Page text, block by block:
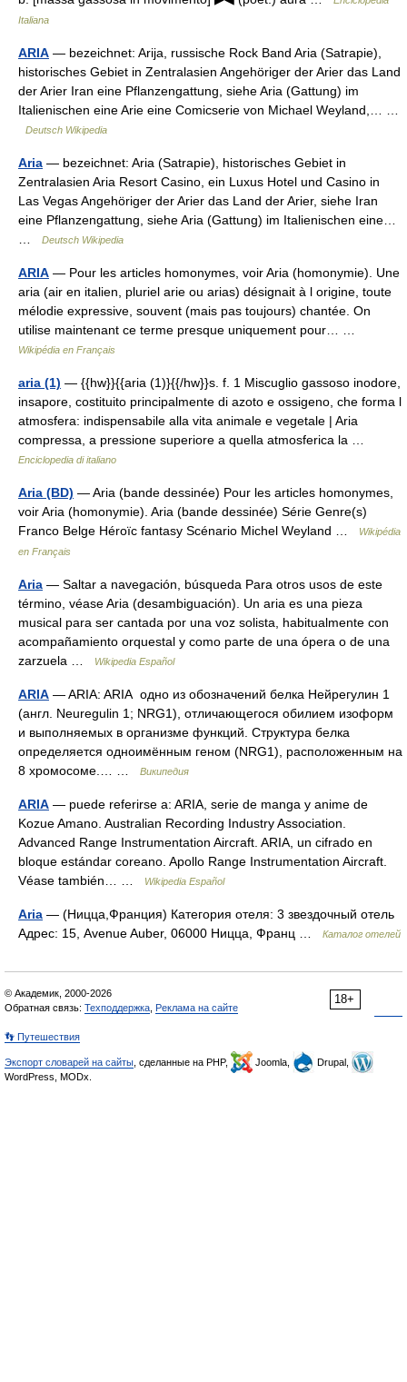
Italiana
ARIA — bezeichnet: Arija, russische Rock Band Aria (Satrapie),
historisches Gebiet in Zentralasien Angehöriger der Arier das Land
der Arier Iran eine Pflanzengattung, siehe Aria (Gattung) im
Italienischen eine Arie eine Comicserie von Michael Weyland,… …
Deutsch Wikipedia
Aria — bezeichnet: Aria (Satrapie), historisches Gebiet in
Zentralasien Aria Resort Casino, ein Luxus Hotel und Casino in
Las Vegas Angehöriger der Arier das Land der Arier, siehe Iran
eine Pflanzengattung, siehe Aria (Gattung) im Italienischen eine…
Deutsch Wikipedia
ARIA — Pour les articles homonymes, voir Aria (homonymie). Une
aria (air en italien, pluriel arie ou arias) désignait à l origine, toute
mélodie expressive, souvent (mais pas toujours) chantée. On
utilise maintenant ce terme presque uniquement pour… …
Wikipédia en Français
aria (1) — {{hw}}{{aria (1)}{{/hw}}s. f. 1 Miscuglio gassoso inodore,
insapore, costituito principalmente di azoto e ossigeno, che forma l
atmosfera: indispensabile alla vita animale e vegetale | Aria
compressa, a pressione superiore a quella atmosferica la …
Enciclopedia di italiano
Aria (BD) — Aria (bande dessinée) Pour les articles homonymes,
voir Aria (homonymie). Aria (bande dessinée) Série Genre(s)
Franco Belge Héroïc fantasy Scénario Michel Weyland …
Wikipédia
en Français
Aria — Saltar a navegación, búsqueda Para otros usos de este
término, véase Aria (desambiguación). Un aria es una pieza
musical para ser cantada por una voz solista, habitualmente con
acompañamiento orquestal y como parte de una ópera o de una
zarzuela …
Wikipedia Español
ARIA — ARIA: ARIA одно из обозначений белка Нейрегулин 1
(англ. Neuregulin 1; NRG1), отличающегося обилием изоформ
и выполняемых в организме функций. Структура белка
определяется одноимённым геном (NRG1), расположенным на
8 хромосоме.… …
Википедия
ARIA — puede referirse a: ARIA, serie de manga y anime de
Kozue Amano. Australian Recording Industry Association.
Advanced Range Instrumentation Aircraft. ARIA, un cifrado en
bloque estándar coreano. Apollo Range Instrumentation Aircraft.
Véase también… …
Wikipedia Español
Aria — (Ницца,Франция) Категория отеля: 3 звездочный отель
Адрес: 15, Avenue Auber, 06000 Ницца, Франц …
Каталог отелей
18+
© Академик, 2000-2026
Обратная связь: Техподдержка Реклама на сайте
👣 Путешествия
Экспорт словарей на сайты , сделанные на PHP, Joomla,
Drupal,
WordPress, MODx.